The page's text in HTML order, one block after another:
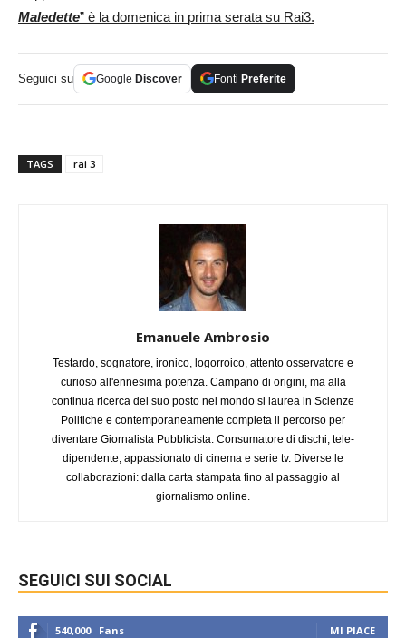
Maledette” è la domenica in prima serata su Rai3.
Seguici su Google Discover Fonti Preferite
TAGS rai 3
Emanuele Ambrosio
Testardo, sognatore, ironico, logorroico, attento osservatore e
curioso all'ennesima potenza. Campano di origini, ma alla
continua ricerca del suo posto nel mondo si laurea in Scienze
Politiche e contemporaneamente completa il percorso per
diventare Giornalista Pubblicista. Consumatore di dischi, tele-
dipendente, appassionato di cinema e serie tv. Diverse le
collaborazioni: dalla carta stampata fino al passaggio al
giornalismo online.
SEGUICI SUI SOCIAL
540,000 Fans MI PIACE